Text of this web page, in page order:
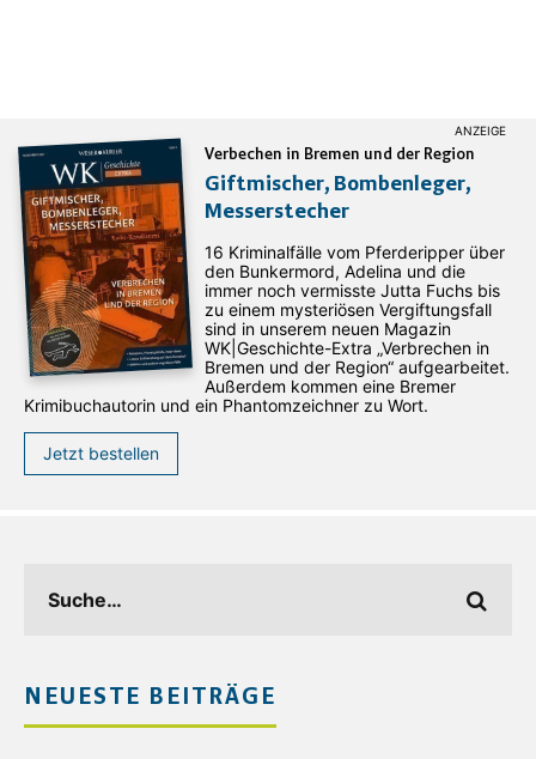
Verbechen in Bremen und der Region
Giftmischer, Bombenleger,
Messerstecher
16 Kriminalfälle vom Pferderipper über
den Bunkermord, Adelina und die
immer noch vermisste Jutta Fuchs bis
zu einem mysteriösen Vergiftungsfall
sind in unserem neuen Magazin
WK|Geschichte-Extra „Verbrechen in
Bremen und der Region“ aufgearbeitet.
Außerdem kommen eine Bremer
Krimibuchautorin und ein Phantomzeichner zu Wort.
Jetzt bestellen
NEUESTE BEITRÄGE